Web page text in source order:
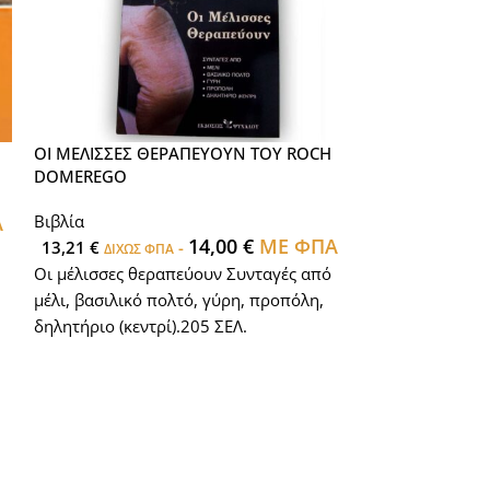
ΟΙ ΜΕΛΙΣΣΕΣ ΘΕΡΑΠΕΥΟΥΝ ΤΟΥ ROCH
DOMEREGO
Βιβλία
13,21 € ΔΙΧΩΣ ΦΠΑ- 14,00 €ΜΕ ΦΠΑ
Οι μέλισσες θεραπεύουν Συνταγές από
μέλι, βασιλικό πολτό, γύρη, προπόλη,
δηλητήριο (κεντρί).205 ΣΕΛ.